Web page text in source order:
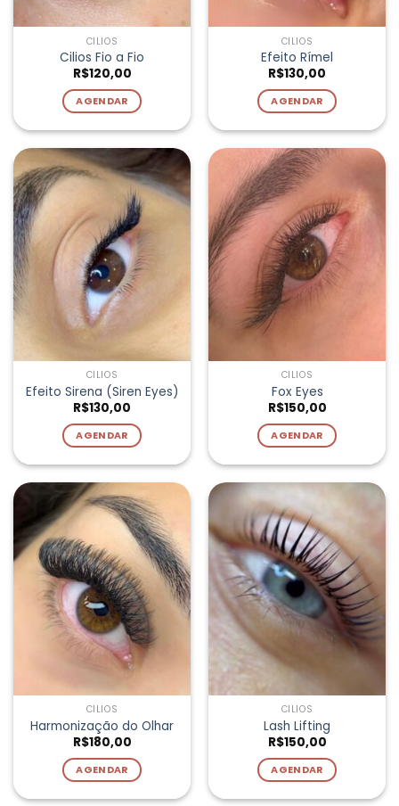
CÍLIOS
Cilios Fio a Fio
R$120,00
AGENDAR
CÍLIOS
Efeito Rímel
R$130,00
AGENDAR
CÍLIOS
Efeito Sirena (Siren Eyes)
R$130,00
AGENDAR
CÍLIOS
Fox Eyes
R$150,00
AGENDAR
CÍLIOS
Harmonização do Olhar
R$180,00
AGENDAR
CÍLIOS
Lash Lifting
R$150,00
AGENDAR